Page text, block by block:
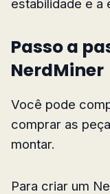
estabilidade e a
Passo a
NerdMiner
Você pode
comprar as
montar.
Para criar um